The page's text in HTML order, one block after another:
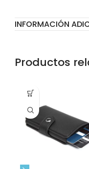
INFORMACIÓN
Productos